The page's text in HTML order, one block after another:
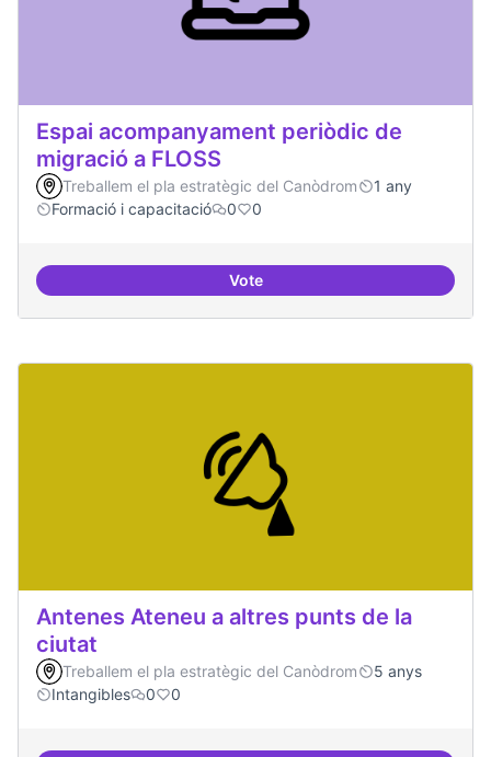
Espai acompanyament periòdic de
migració a FLOSS
Treballem el pla estratègic del Canòdrom
1 any
Formació i capacitació
0 0
VoteEspai acompanyament periòdic
Antenes Ateneu a altres punts de la
ciutat
Treballem el pla estratègic del Canòdrom
5 anys
Intangibles
0 0